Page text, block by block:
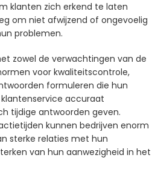
klanten zich erkend te laten
om niet afwijzend of ongevoelig
problemen.
zowel de verwachtingen van de
voor kwaliteitscontrole,
formuleren die hun
accuraat
tijdige antwoorden geven.
kunnen bedrijven enorm
sterke relaties met hun
van hun aanwezigheid in het